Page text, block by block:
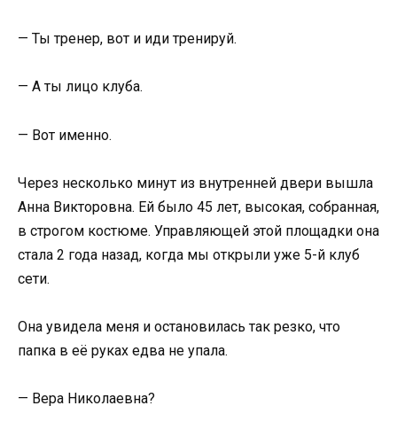
— Ты тренер, вот и иди тренируй.
— А ты лицо клуба.
— Вот именно.
Через несколько минут из внутренней двери вышла
Анна Викторовна. Ей было 45 лет, высокая, собранная,
в строгом костюме. Управляющей этой площадки она
стала 2 года назад, когда мы открыли уже 5-й клуб
сети.
Она увидела меня и остановилась так резко, что
папка в её руках едва не упала.
— Вера Николаевна?